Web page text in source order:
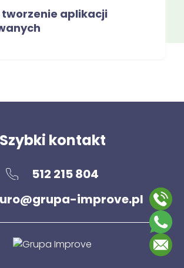
aplikacji
Szybki kontakt
512 215 804
improve.pl